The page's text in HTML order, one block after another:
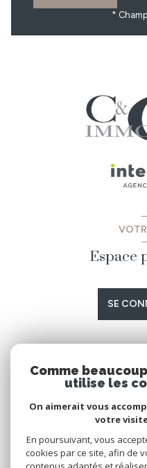
*
Espace
SE
Nous
Comme
utilise les
On aimerait vous
votre
En poursuivant, vous
cookies par ce site, afin de